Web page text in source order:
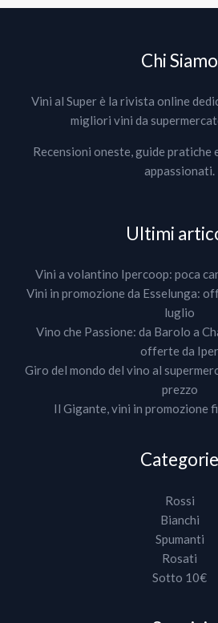
Chi Siamo
Vini al Super è la rivista online
migliori vini da
Recensioni oneste, guide
appassionati.
Ultimi
Vini a volantino Ipercoop: poca
Vini in promozione da Esselunga:
luglio
Vino che Passione: da Barolo a
offerte da Iper
Giro del mondo del vino al
prezzo
Il Gigante, vini in promozione
Categorie
Rossi
Bianchi
Spumanti
Rosati
Sotto 10€